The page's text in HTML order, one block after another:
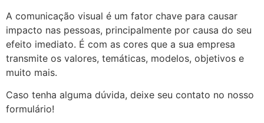
A comunicação visual é um fator chave para causar
impacto nas pessoas, principalmente por causa do seu
efeito imediato. É com as cores que a sua empresa
transmite os valores, temáticas, modelos, objetivos e
muito mais.
Caso tenha alguma dúvida, deixe seu contato no nosso
formulário!